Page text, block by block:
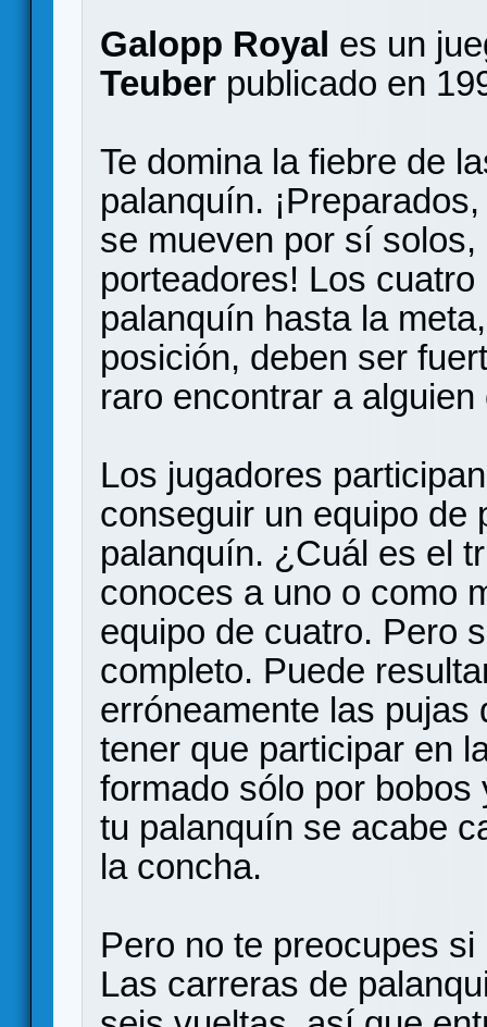
Galopp Royal es un
Teuber publicado en
Te domina la fiebre de
palanquín.
se mueven por sí solos,
porteadores! Los
palanquín hasta la
posición, deben ser
raro encontrar a
Los jugadores
conseguir un equipo de
palanquín. ¿Cuál es el
conoces a uno o como
equipo de cuatro. Pero
completo. Puede
erróneamente las
tener que participar en
formado sólo por
tu palanquín se acabe
la concha.
Pero no te preocupes
Las carreras de